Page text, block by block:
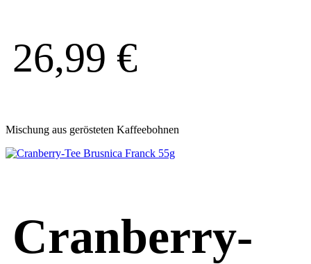
26,99 €
Mischung aus gerösteten Kaffeebohnen
Cranberry-